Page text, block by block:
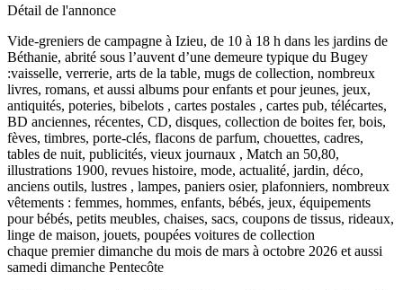
Détail de l'annonce
Vide-greniers de campagne à Izieu, de 10 à 18 h dans les jardins de
Béthanie, abrité sous l’auvent d’une demeure typique du Bugey
:vaisselle, verrerie, arts de la table, mugs de collection, nombreux
livres, romans, et aussi albums pour enfants et pour jeunes, jeux,
antiquités, poteries, bibelots , cartes postales , cartes pub, télécartes,
BD anciennes, récentes, CD, disques, collection de boites fer, bois,
fèves, timbres, porte-clés, flacons de parfum, chouettes, cadres,
tables de nuit, publicités, vieux journaux , Match an 50,80,
illustrations 1900, revues histoire, mode, actualité, jardin, déco,
anciens outils, lustres , lampes, paniers osier, plafonniers, nombreux
vêtements : femmes, hommes, enfants, bébés, jeux, équipements
pour bébés, petits meubles, chaises, sacs, coupons de tissus, rideaux,
linge de maison, jouets, poupées voitures de collection
chaque premier dimanche du mois de mars à octobre 2026 et aussi
samedi dimanche Pentecôte